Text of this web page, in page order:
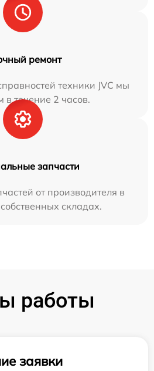
ремонт
техники JVC мы
в течение 2 часов.
запчасти
от производителя в
складах.
работы
заявки